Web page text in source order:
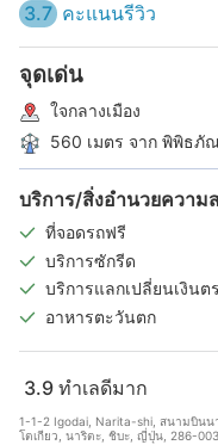
3.7 คะแนนรีวิว
จุดเด่น
ใจกลางเมือง
560 เมตร จาก พิพิธภั
บริการ/สิ่งอำนวยความ
ที่จอดรถฟรี
บริการซักรีด
บริการแลกเปลี่ยนเงินต
อาหารตะวันตก
3.9 ทำเลดีมาก
1-1-2 Igodai, Narita-shi, สนามบิน
โตเกียว, นาริตะ, ชิบะ, ญี่ปุ่น, 286-